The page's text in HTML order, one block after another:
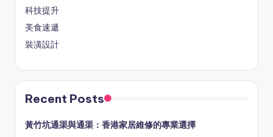
科技提升
美食速遞
裝潢設計
Recent Posts
黃竹坑通渠與通渠：香港家居維修的專業選擇